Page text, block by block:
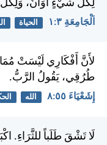
لِكُلِّ شَيْءٍ أَوَانٌ،
اَلْجَامِعَةِ ٣:‏١ الحياة
لأَنَّ أَفْكَارِي لَيْسَتْ
طُرُقِي، يَقُولُ الرَّبُّ.
إِشَعْيَاءَ ٥٥:‏٨ الله
لَا تَشْقَ طَلَباً